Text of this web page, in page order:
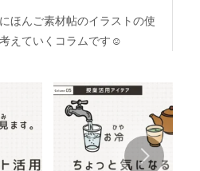
ほんご素材帖のイラストの使
えていくコラムです☺︎